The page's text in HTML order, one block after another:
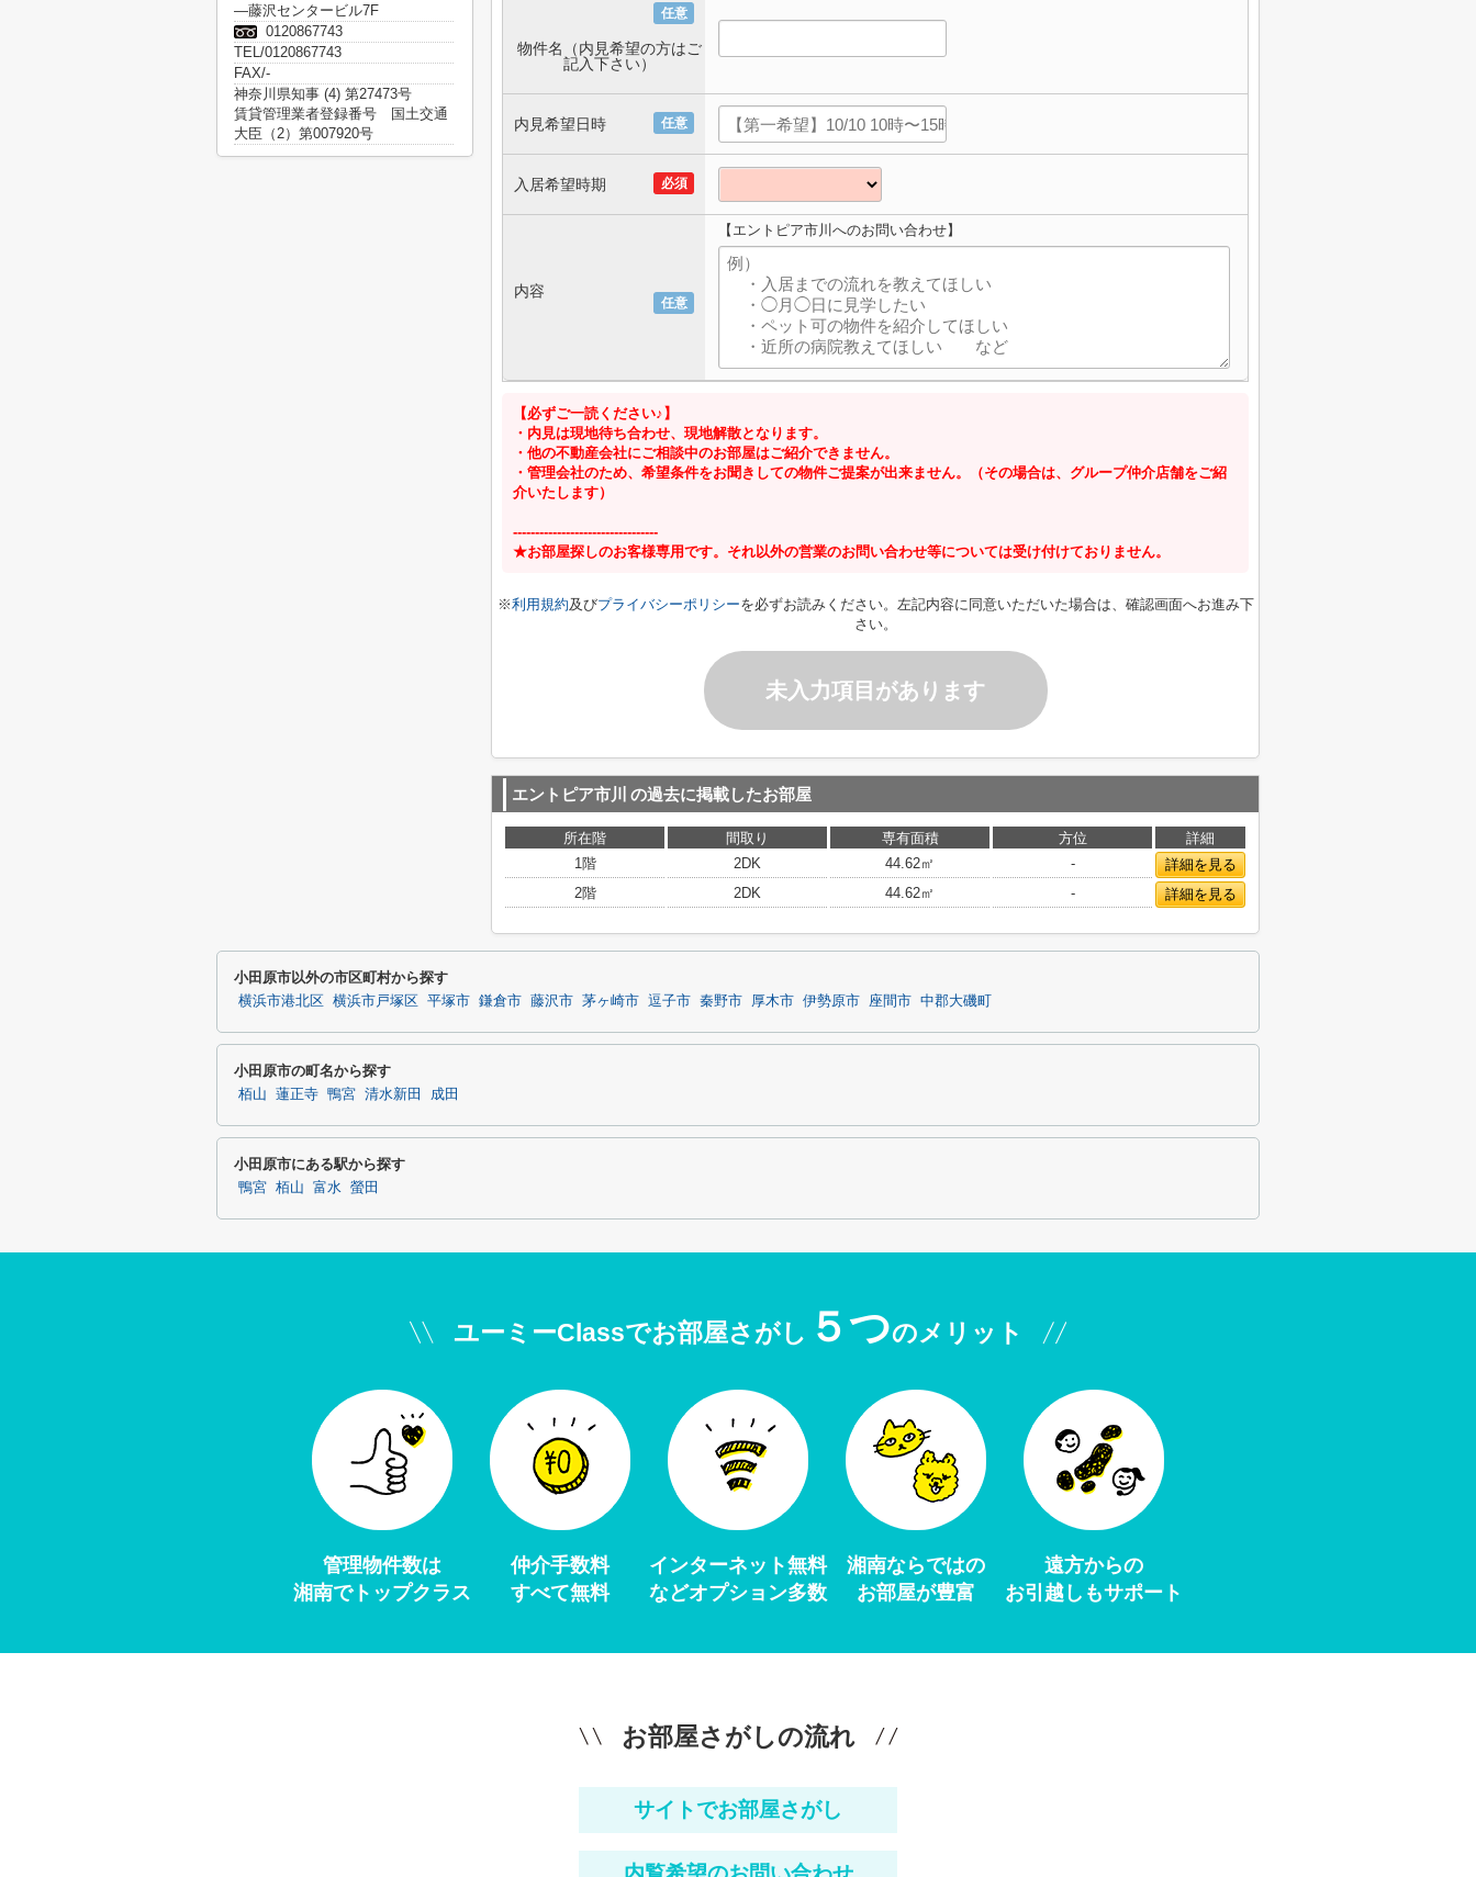
任意
物件名（内見希望の方はご
記入下さい）
任意
内見希望日時
必須
入居希望時期
任意
内容
【エントピア市川へのお問い合わせ】
【必ずご一読ください♪】
・内見は現地待ち合わせ、現地解散となります。
・他の不動産会社にご相談中のお部屋はご紹介できません。
・管理会社のため、希望条件をお聞きしての物件ご提案が出来ません。（その場合は、グループ仲介店舗をご紹
介いたします）
---------------------------------
★お部屋探しのお客様専用です。それ以外の営業のお問い合わせ等については受け付けておりません。
※利用規約及びプライバシーポリシーを必ずお読みください。左記内容に同意いただいた場合は、確認画面へお進み下
さい。
未入力項目があります
エントピア市川 の過去に掲載したお部屋
所在階 間取り 専有面積 方位
詳細
1階
2DK 44.62㎡ -
詳細を見る
2階
2DK 44.62㎡ - 詳細を見る
―藤沢センタービル7F
0120867743
TEL/0120867743
FAX/-
神奈川県知事 (4) 第27473号
賃貸管理業者登録番号 国土交通
大臣（2）第007920号
小田原市以外の市区町村から探す
横浜市港北区 横浜市戸塚区 平塚市 鎌倉市 藤沢市 茅ヶ崎市 逗子市 秦野市 厚木市 伊勢原市 座間市 中郡大磯町
小田原市の町名から探す
栢山 蓮正寺 鴨宮 清水新田 成田
小田原市にある駅から探す
鴨宮 栢山 富水 螢田
ユーミーClassでお部屋さがし ５つのメリット
管理物件数は
湘南でトップクラス
仲介手数料
すべて無料
インターネット無料
などオプション多数
湘南ならではの
お部屋が豊富
遠方からの
お引越しもサポート
お部屋さがしの流れ
サイトでお部屋さがし